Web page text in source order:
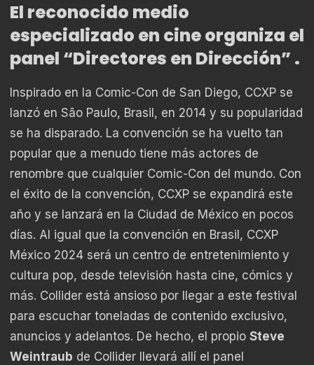
El reconocido medio
especializado en cine organiza el
panel “Directores en Dirección” .
Inspirado en la Comic-Con de San Diego, CCXP se
lanzó en São Paulo, Brasil, en 2014 y su popularidad
se ha disparado. La convención se ha vuelto tan
popular que a menudo tiene más actores de
renombre que cualquier Comic-Con del mundo. Con
el éxito de la convención, CCXP se expandirá este
año y se lanzará en la Ciudad de México en pocos
días. Al igual que la convención en Brasil, CCXP
México 2024 será un centro de entretenimiento y
cultura pop, desde televisión hasta cine, cómics y
más. Collider está ansioso por llegar a este festival
para escuchar toneladas de contenido exclusivo,
anuncios y adelantos. De hecho, el propio Steve
Weintraub de Collider llevará allí el panel